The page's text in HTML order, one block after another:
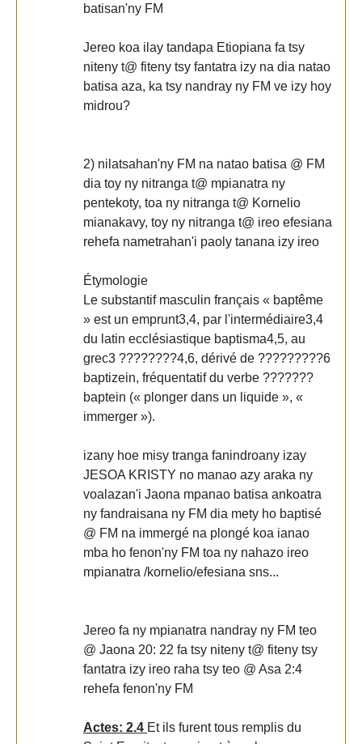
batisan'ny FM
Jereo koa ilay tandapa Etiopiana fa tsy
niteny t@ fiteny tsy fantatra izy na dia natao
batisa aza, ka tsy nandray ny FM ve izy hoy
midrou?
2) nilatsahan'ny FM na natao batisa @ FM
dia toy ny nitranga t@ mpianatra ny
pentekoty, toa ny nitranga t@ Kornelio
mianakavy, toy ny nitranga t@ ireo efesiana
rehefa nametrahan'i paoly tanana izy ireo
Étymologie
Le substantif masculin français « baptême
» est un emprunt3,4, par l'intermédiaire3,4
du latin ecclésiastique baptisma4,5, au
grec3 ????????4,6, dérivé de ?????????6
baptizein, fréquentatif du verbe ???????
baptein (« plonger dans un liquide », «
immerger »).
izany hoe misy tranga fanindroany izay
JESOA KRISTY no manao azy araka ny
voalazan'i Jaona mpanao batisa ankoatra
ny fandraisana ny FM dia mety ho baptisé
@ FM na immergé na plongé koa ianao
mba ho fenon'ny FM toa ny nahazo ireo
mpianatra /kornelio/efesiana sns...
Jereo fa ny mpianatra nandray ny FM teo
@ Jaona 20: 22 fa tsy niteny t@ fiteny tsy
fantatra izy ireo raha tsy teo @ Asa 2:4
rehefa fenon'ny FM
Actes: 2.4 Et ils furent tous remplis du